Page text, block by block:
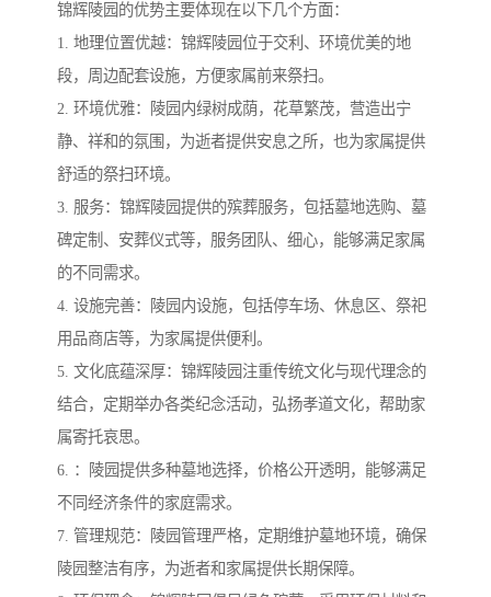
锦辉陵园的优势主要体现在以下几个方面：
1. 地理位置优越：锦辉陵园位于交利、环境优美的地
段，周边配套设施，方便家属前来祭扫。
2. 环境优雅：陵园内绿树成荫，花草繁茂，营造出宁
静、祥和的氛围，为逝者提供安息之所，也为家属提供
舒适的祭扫环境。
3. 服务：锦辉陵园提供的殡葬服务，包括墓地选购、墓
碑定制、安葬仪式等，服务团队、细心，能够满足家属
的不同需求。
4. 设施完善：陵园内设施，包括停车场、休息区、祭祀
用品商店等，为家属提供便利。
5. 文化底蕴深厚：锦辉陵园注重传统文化与现代理念的
结合，定期举办各类纪念活动，弘扬孝道文化，帮助家
属寄托哀思。
6. ：陵园提供多种墓地选择，价格公开透明，能够满足
不同经济条件的家庭需求。
7. 管理规范：陵园管理严格，定期维护墓地环境，确保
陵园整洁有序，为逝者和家属提供长期保障。